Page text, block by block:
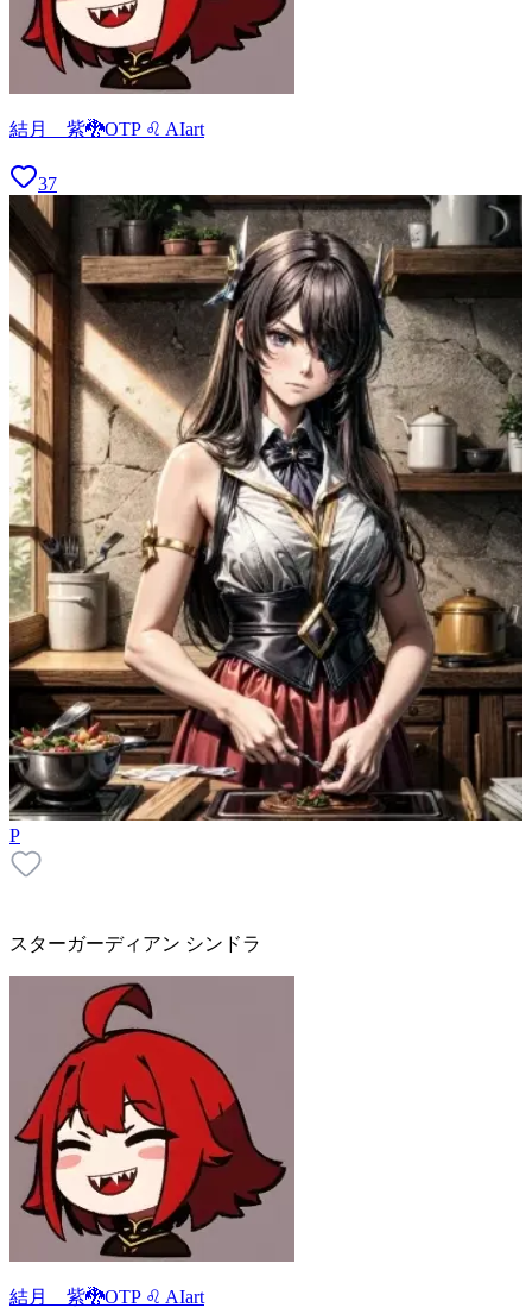
結月 紫🐉OTP ♌ AIart
37
P
スターガーディアン シンドラ
結月 紫🐉OTP ♌ AIart